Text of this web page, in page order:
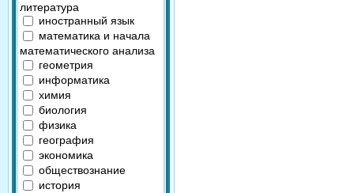
литература
иностранный язык
математика и начала
математического анализа
геометрия
информатика
химия
биология
физика
география
экономика
обществознание
история